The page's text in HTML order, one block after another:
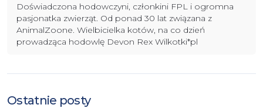
Doświadczona hodowczyni, członkini FPL i ogromna
pasjonatka zwierząt. Od ponad 30 lat związana z
AnimalZoone. Wielbicielka kotów, na co dzień
prowadząca hodowlę Devon Rex Wilkotki*pl
Ostatnie posty